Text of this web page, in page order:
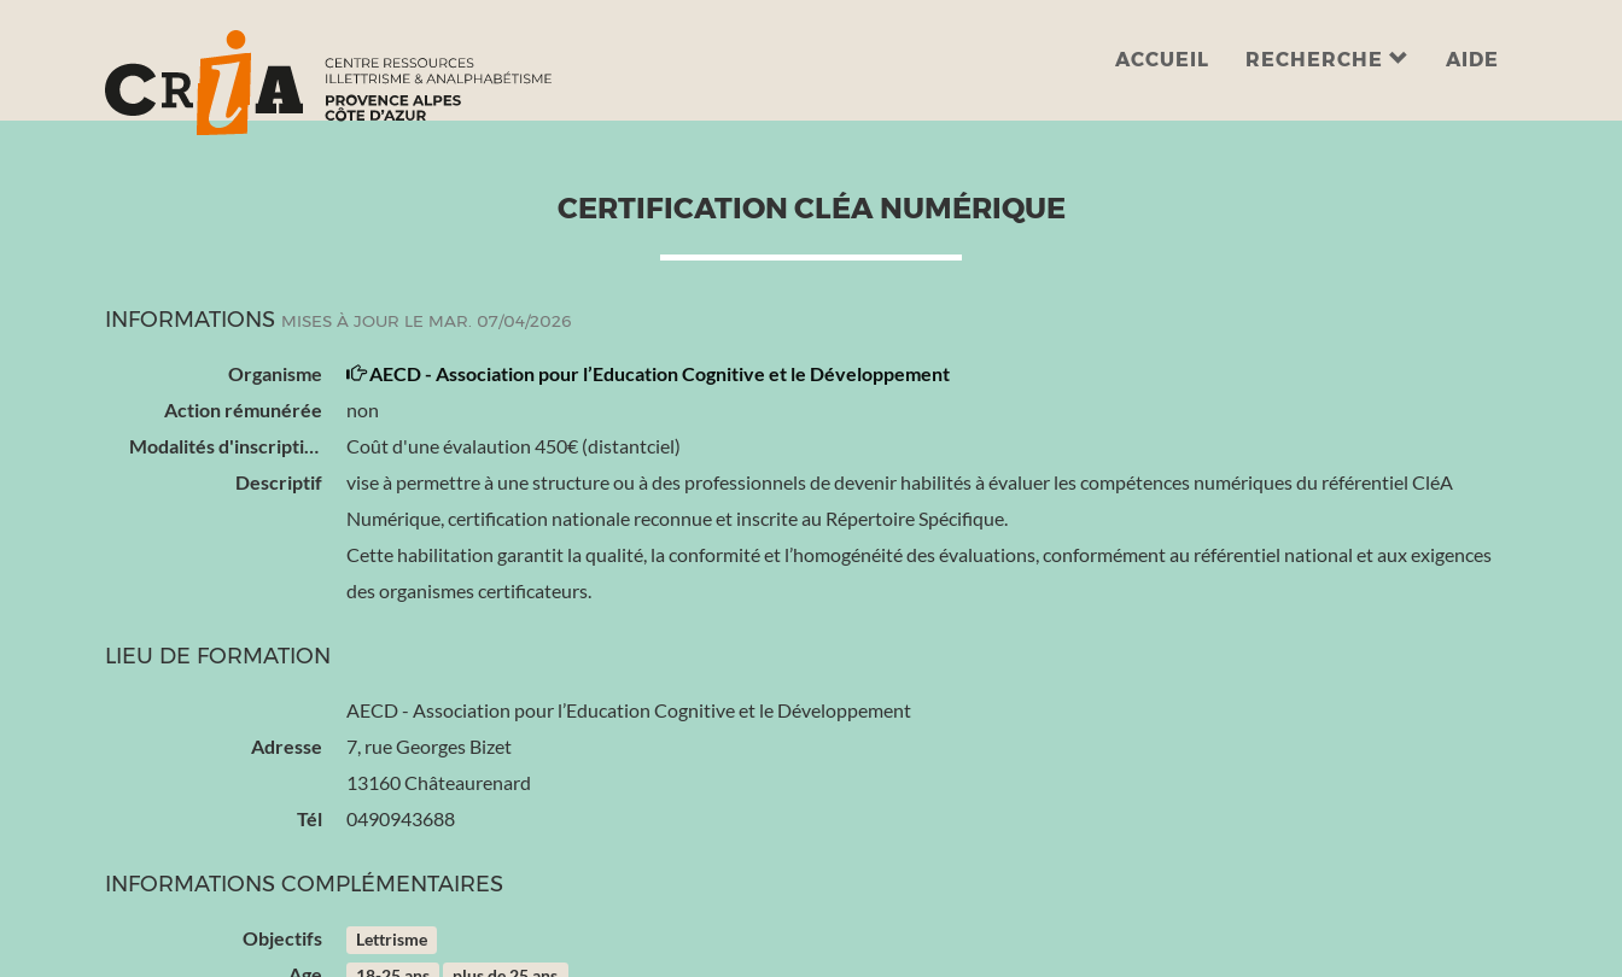
ACCUEIL RECHERCHE AIDE
CERTIFICATION CLÉA NUMÉRIQUE
INFORMATIONS MISES À JOUR LE MAR. 07/04/2026
Organisme
AECD - Association pour l’Education Cognitive et le Développement
Action rémunérée
non
Modalités d'inscription
Coût d'une évalaution 450€ (distantciel)
Descriptif
vise à permettre à une structure ou à des professionnels de devenir habilités à évaluer les compétences numériques du référentiel CléA
Numérique, certification nationale reconnue et inscrite au Répertoire Spécifique.
Cette habilitation garantit la qualité, la conformité et l’homogénéité des évaluations, conformément au référentiel national et aux exigences
des organismes certificateurs.
LIEU DE FORMATION
AECD - Association pour l’Education Cognitive et le Développement
Adresse
7, rue Georges Bizet
13160 Châteaurenard
Tél
0490943688
INFORMATIONS COMPLÉMENTAIRES
Objectifs Lettrisme